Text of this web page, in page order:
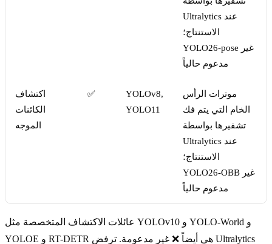
Ultralytics عند
الاستنتاج؛
YOLO26-pose غير
مدعوم حالياً
اكتشاف
الكائنات
الموجه
✅
YOLOv8,
YOLO11
موترات الرأس
الخام التي يتم فك
تشفيرها بواسطة
Ultralytics عند
الاستنتاج؛
YOLO26-OBB غير
مدعوم حالياً
عائلات الاكتشاف المتخصصة مثل YOLOv10 و YOLO-World و
YOLOE و RT-DETR هي أيضاً ❌ غير مدعومة. ترفض Ultralytics